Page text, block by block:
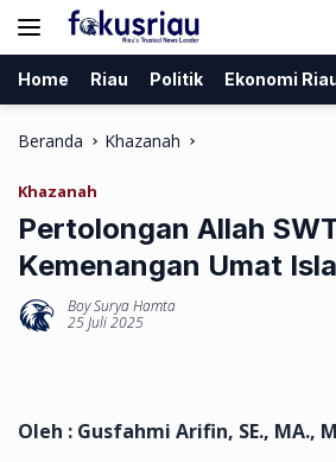
Langsung
Home Riau Politik Ekonomi
Beranda Khazanah
Khazanah
Pertolongan Allah
Kemenangan Umat
Boy Surya Hamta
25 Juli 2025
Oleh : Gusfahmi Arifin, SE., MA.,